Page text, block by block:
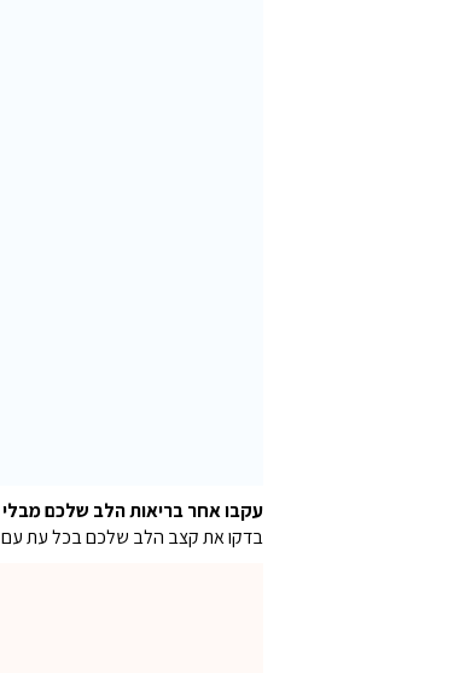
עקבו אחר בריאות הלב שלכם
בדקו את קצב הלב שלכם בכל עת עם